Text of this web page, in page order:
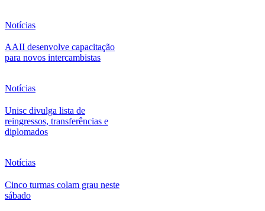
Notícias
AAII desenvolve capacitação
para novos intercambistas
Notícias
Unisc divulga lista de
reingressos, transferências e
diplomados
Notícias
Cinco turmas colam grau neste
sábado